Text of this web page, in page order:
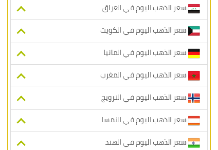
سعر الذهب اليوم في العراق
سعر الذهب اليوم في الكويت
سعر الذهب اليوم في المانيا
سعر الذهب اليوم في المغرب
سعر الذهب اليوم في النرويج
سعر الذهب اليوم في النمسا
سعر الذهب اليوم في الهند